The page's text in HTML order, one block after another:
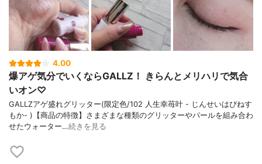
4.00
爆アゲ気分でいくならGALLZ！ きらんとメリハリで気合
いオン♡
GALLZアゲ盛れグリッター(限定色/102 人生幸苺叶 - じんせいはぴねす
もか- )【商品の特徴】さまざまな種類のグリッターやパールを組み合わ
せたウォーター…続きを見る